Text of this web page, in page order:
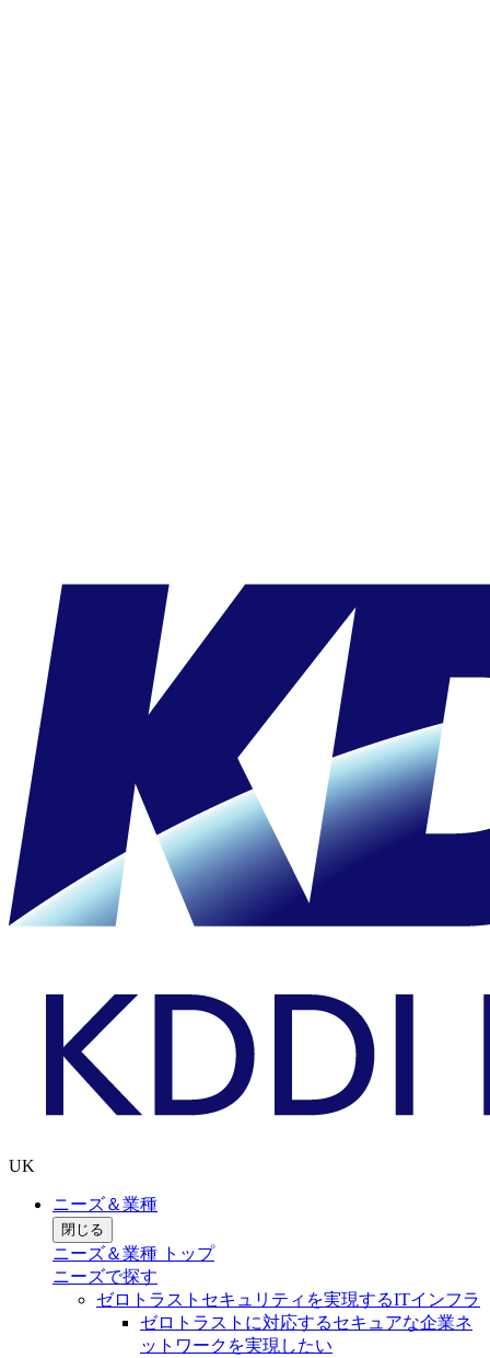
UK
ニーズ＆業種
閉じる
ニーズ＆業種 トップ
ニーズで探す
ゼロトラストセキュリティを実現するITインフラ
ゼロトラストに対応するセキュアな企業ネ
ットワークを実現したい